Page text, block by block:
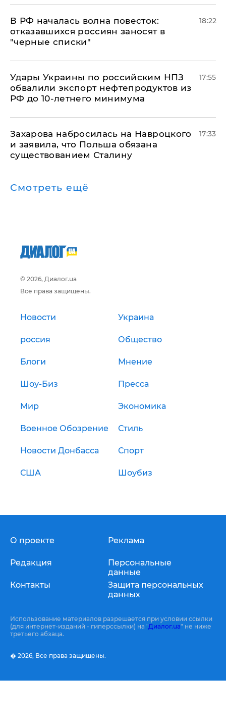
​В РФ началась волна повесток:
отказавшихся россиян заносят в
"черные списки"
18:22
Удары Украины по российским НПЗ
обвалили экспорт нефтепродуктов из
РФ до 10-летнего минимума
17:55
​Захарова набросилась на Навроцкого
и заявила, что Польша обязана
существованием Сталину
17:33
Смотреть ещё
© 2026, Диалог.ua
Все права защищены.
Новости Украина
россия Общество
Блоги Мнение
Шоу-Биз Пресса
Мир Экономика
Военное Обозрение Стиль
Новости Донбасса Спорт
США Шоубиз
О проекте
Редакция
Контакты
Реклама
Персональные
данные
Защита персональных
данных
Использование материалов разрешается при условии ссылки
(для интернет-изданий - гиперссылки) на "Диалог.ua" не ниже
третьего абзаца.
� 2026, Все права защищены.